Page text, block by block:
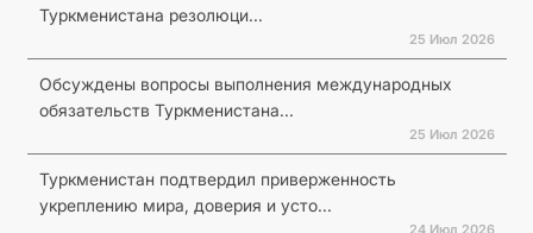
Туркменистана резолюци...
25 Июл 2026
Обсуждены вопросы выполнения международных
обязательств Туркменистана...
25 Июл 2026
Туркменистан подтвердил приверженность
укреплению мира, доверия и усто...
24 Июл 2026